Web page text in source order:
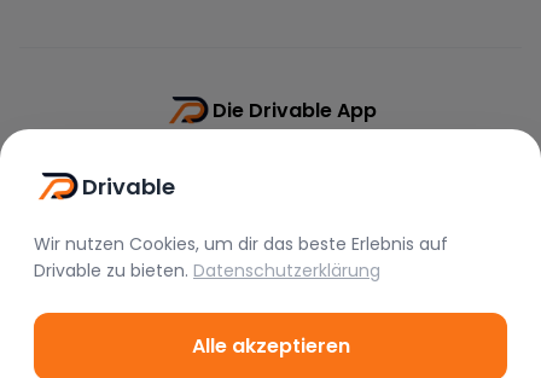
Die Drivable App
Drivable
Wir nutzen Cookies, um dir das beste Erlebnis auf
Drivable zu bieten. Datenschutzerklärung
Alle akzeptieren